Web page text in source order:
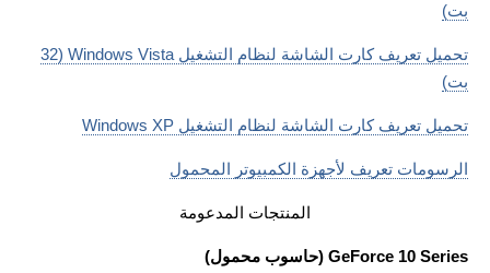
بت)
تحميل تعريف كارت الشاشة لنظام التشغيل Windows Vista (32
بت)
تحميل تعريف كارت الشاشة لنظام التشغيل Windows XP
الرسومات تعريف لأجهزة الكمبيوتر المحمول
المنتجات المدعومة
GeForce 10 Series (حاسوب محمول)